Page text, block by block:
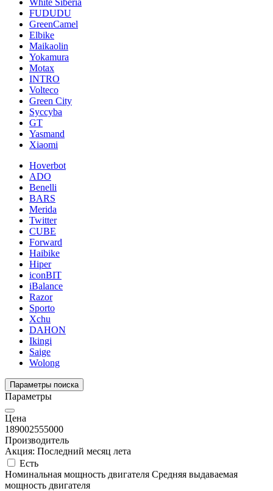
FUDUDU
GreenCamel
Elbike
Maikaolin
Yokamura
Motax
INTRO
Volteco
Green City
Syccyba
GT
Yasmand
Xiaomi
Hoverbot
ADO
Benelli
BARS
Merida
Twitter
CUBE
Forward
Haibike
Hiper
iconBIT
iBalance
Razor
Sporto
Xchu
DAHON
Ikingi
Saige
Wolong
Параметры поиска
Параметры
Цена
189002555000
Производитель
Акция: Последний месяц лета
Есть
Номинальная мощность двигателя Средняя выдаваемая
мощность двигателя